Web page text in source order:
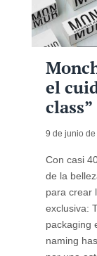
el
class”
9 de junio de
Con casi
de la
para crear
exclusiva:
packaging
naming